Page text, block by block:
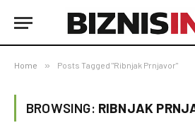
Home » Posts Tagged "Ribnjak Prnjavor"
BROWSING: RIBNJAK